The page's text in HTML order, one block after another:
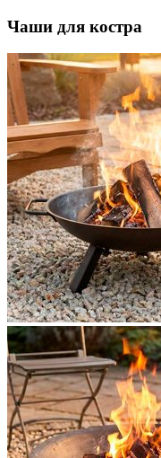
Чаши для костра